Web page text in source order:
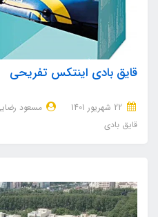
قایق بادی اینتکس تفریحی
مسعود
قایق بادی